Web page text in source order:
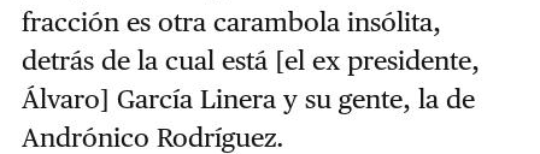
fracción es otra carambola insólita,
detrás de la cual está [el ex presidente,
Álvaro] García Linera y su gente, la de
Andrónico Rodríguez.